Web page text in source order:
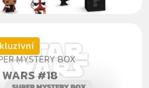
MYSTERY BOX
#18